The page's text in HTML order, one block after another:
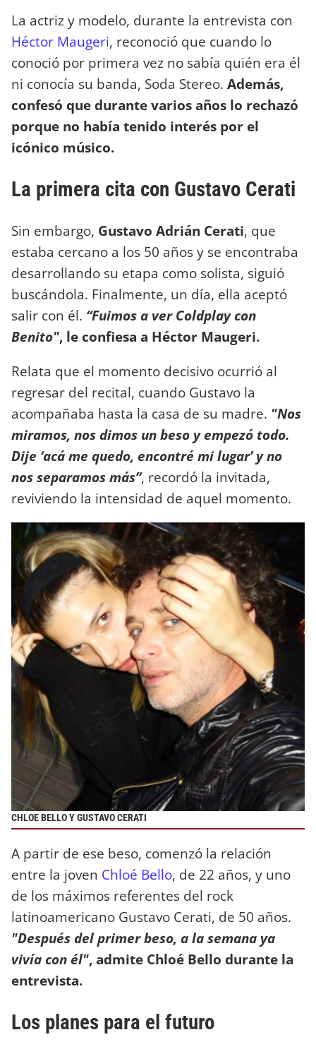
La actriz y modelo, durante la entrevista con
Héctor Maugeri, reconoció que cuando lo
conoció por primera vez no sabía quién era él
ni conocía su banda, Soda Stereo. Además,
confesó que durante varios años lo rechazó
porque no había tenido interés por el
icónico músico.
La primera cita con Gustavo Cerati
Sin embargo, Gustavo Adrián Cerati, que
estaba cercano a los 50 años y se encontraba
desarrollando su etapa como solista, siguió
buscándola. Finalmente, un día, ella aceptó
salir con él. “Fuimos a ver Coldplay con
Benito", le confiesa a Héctor Maugeri.
Relata que el momento decisivo ocurrió al
regresar del recital, cuando Gustavo la
acompañaba hasta la casa de su madre. "Nos
miramos, nos dimos un beso y empezó todo.
Dije ‘acá me quedo, encontré mi lugar’ y no
nos separamos más”, recordó la invitada,
reviviendo la intensidad de aquel momento.
CHLOE BELLO Y GUSTAVO CERATI
A partir de ese beso, comenzó la relación
entre la joven Chloé Bello, de 22 años, y uno
de los máximos referentes del rock
latinoamericano Gustavo Cerati, de 50 años.
"Después del primer beso, a la semana ya
vivía con él", admite Chloé Bello durante la
entrevista.
Los planes para el futuro